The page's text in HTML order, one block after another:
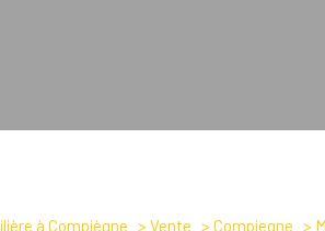
à Compiègne Vente Compiegne